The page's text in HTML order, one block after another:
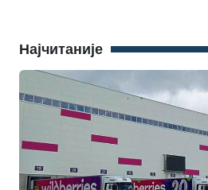
Најчитаније